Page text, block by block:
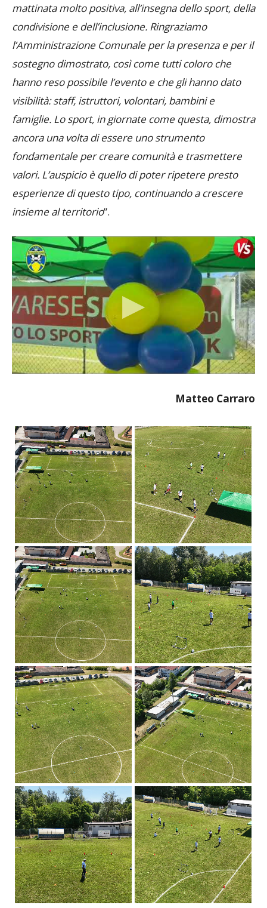
condivisione e dell’inclusione. Ringraziamo
l’Amministrazione Comunale per la presenza e per il
sostegno dimostrato, così come tutti coloro che
hanno reso possibile l’evento e che gli hanno dato
visibilità: staff, istruttori, volontari, bambini e
famiglie. Lo sport, in giornate come questa, dimostra
ancora una volta di essere uno strumento
fondamentale per creare comunità e trasmettere
valori. L’auspicio è quello di poter ripetere presto
esperienze di questo tipo, continuando a crescere
insieme al territorio”.
Matteo Carraro